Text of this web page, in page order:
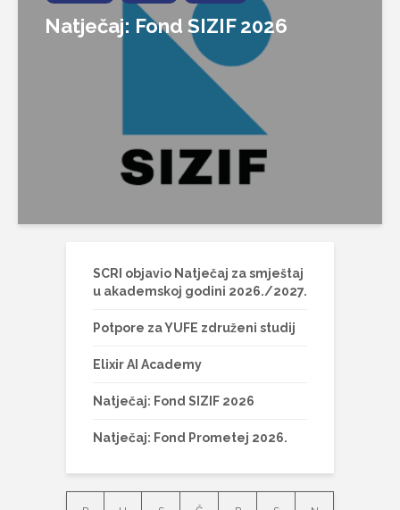
Natječaj: Fond SIZIF 2026
SCRI objavio Natječaj za smještaj
u akademskoj godini 2026./2027.
Potpore za YUFE združeni studij
Elixir AI Academy
Natječaj: Fond SIZIF 2026
Natječaj: Fond Prometej 2026.